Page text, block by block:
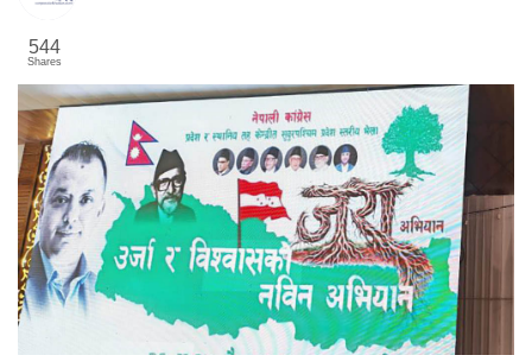
544
Shares